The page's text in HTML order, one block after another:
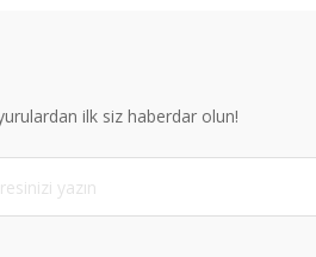
hatalar bulunuyor.
sitelerden daha pahalı.
farklı alternatifler olmalı.
ilk siz haberdar olun!